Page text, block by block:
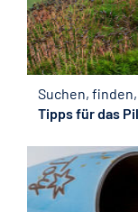
Suchen,
Tipps für das